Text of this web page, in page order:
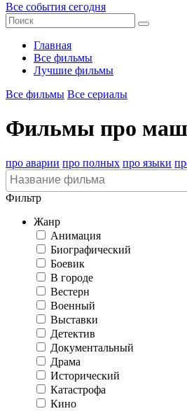
Все события сегодня
Главная
Все фильмы
Лучшие фильмы
Все фильмы Все сериалы
Фильмы про
про аварии про полных про языки
Фильтр
Жанр
Анимация
Биографический
Боевик
В городе
Вестерн
Военный
Выставки
Детектив
Документальный
Драма
Исторический
Катастрофа
Кино